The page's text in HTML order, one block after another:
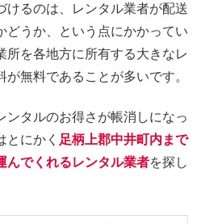
けるのは、レンタル業者が配送
どうか、という点にかかってい
所を各地方に所有する大きなレ
無料であることが多いです。
ンタルのお得さが帳消しになっ
とにかく 足柄上郡中井町内まで
んでくれるレンタル業者を探し